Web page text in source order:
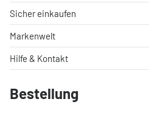
Sicher einkaufen
Markenwelt
Hilfe & Kontakt
Bestellung